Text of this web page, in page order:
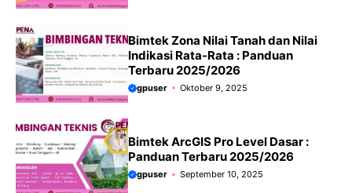
Bimtek Zona Nilai Tanah dan Nilai
Indikasi Rata-Rata : Panduan
Terbaru 2025/2026
gpuser Oktober 9, 2025
Bimtek ArcGIS Pro Level Dasar :
Panduan Terbaru 2025/2026
gpuser September 10, 2025